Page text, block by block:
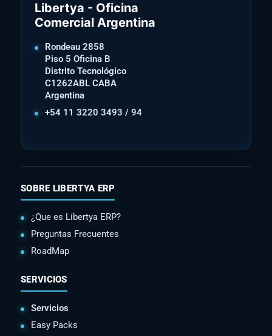
Libertya - Oficina
Comercial Argentina
Rondeau 2858
Piso 5 Oficina B
Distrito Tecnológico
C1262ABL CABA
Argentina
+54 11 3220 3493 / 94
SOBRE LIBERTYA ERP
¿Que es Libertya ERP?
Preguntas Frecuentes
RoadMap
SERVICIOS
Servicios
Easy Packs